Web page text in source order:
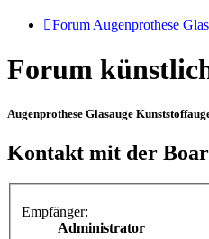
Forum Augenprothese
Forum
Augenprothese Glasauge
Kontakt mit der
Empfänger:
Administrator